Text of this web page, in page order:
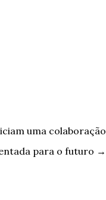
uma colaboração
para o futuro →